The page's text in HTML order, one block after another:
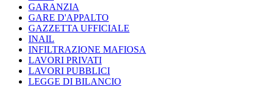
GARANZIA
GARE D'APPALTO
GAZZETTA UFFICIALE
INAIL
INFILTRAZIONE MAFIOSA
LAVORI PRIVATI
LAVORI PUBBLICI
LEGGE DI BILANCIO